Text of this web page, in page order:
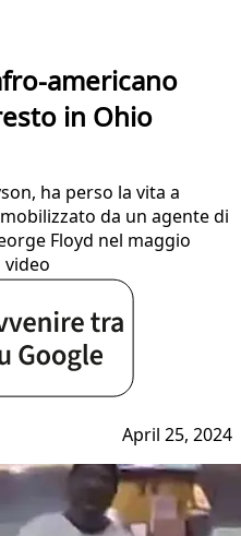
americano
in Ohio
ha perso la vita a
da un agente di
Floyd nel maggio
video
April 25, 2024